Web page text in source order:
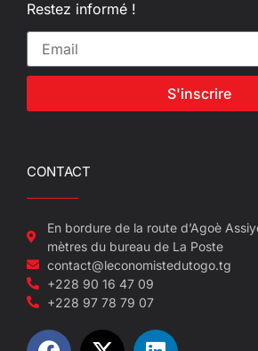
Restez informé !
S'inscrire
CONTACT
En bordure de la route d’Agoè
mètres du bureau de La Poste
contact@leconomistedutogo.tg
+228 90 16 47 09
+228 97 78 79 07